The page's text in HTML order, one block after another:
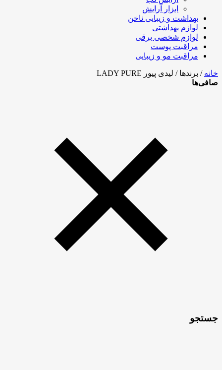
ابزار آرایش
بهداشت و زیبایی ناخن
لوازم بهداشتی
لوازم شخصی برقی
مراقبت پوست
مراقبت مو و زیبایی
خانه / برندها / لیدی پیور LADY PURE
صافی‌ها
جستجو